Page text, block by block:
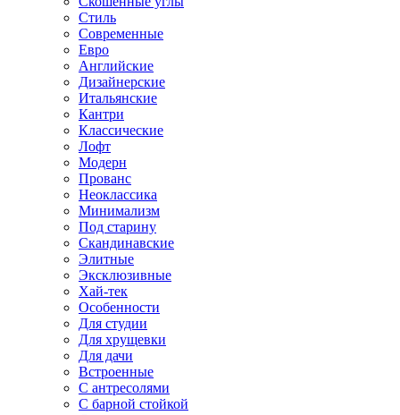
Стиль
Современные
Евро
Английские
Дизайнерские
Итальянские
Кантри
Классические
Лофт
Модерн
Прованс
Неоклассика
Минимализм
Под старину
Скандинавские
Элитные
Эксклюзивные
Хай-тек
Особенности
Для студии
Для хрущевки
Для дачи
Встроенные
С антресолями
С барной стойкой